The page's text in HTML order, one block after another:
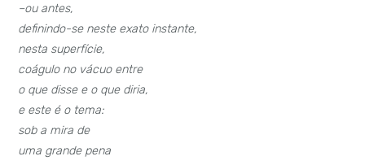
–ou antes,
definindo-se neste exato instante,
nesta superfície,
coágulo no vácuo entre
o que disse e o que diria,
e este é o tema:
sob a mira de
uma grande pena